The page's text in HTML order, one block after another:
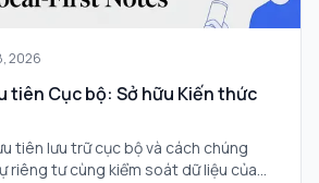
2026
tiên Cục bộ: Sở hữu Kiến thức
tiên lưu trữ cục bộ và cách chúng
riêng tư cùng kiểm soát dữ liệu của